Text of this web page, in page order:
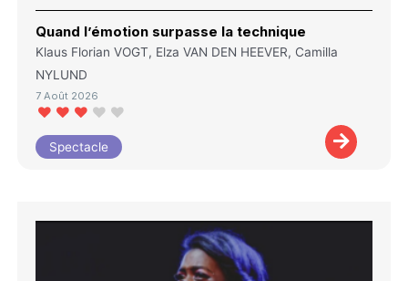
Quand l’émotion surpasse la technique
Klaus Florian VOGT, Elza VAN DEN HEEVER, Camilla
NYLUND
7 Août 2026
Spectacle